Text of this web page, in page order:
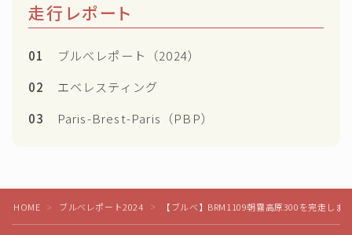
走行レポート
01
ブルべレポート（2024）
02
エベレスティング
03
Paris-Brest-Paris（PBP）
HOME ＞ ブルべレポート2024 ＞ 【ブルべ】BRM1109朝霧高原300を完走し